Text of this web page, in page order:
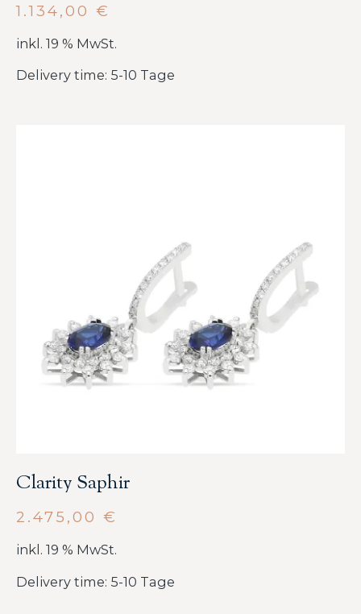
1.134,00 €
inkl. 19 % MwSt.
Delivery time: 5-10 Tage
Clarity Saphir
2.475,00 €
inkl. 19 % MwSt.
Delivery time: 5-10 Tage